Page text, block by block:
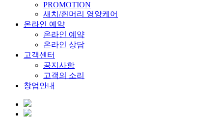
PROMOTION
새치/흰머리 영양케어
온라인 예약
온라인 예약
온라인 상담
고객센터
공지사항
고객의 소리
창업안내